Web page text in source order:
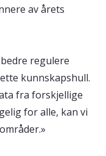
av årets
regulere
kunnskapshull.
fra forskjellige
for alle, kan vi